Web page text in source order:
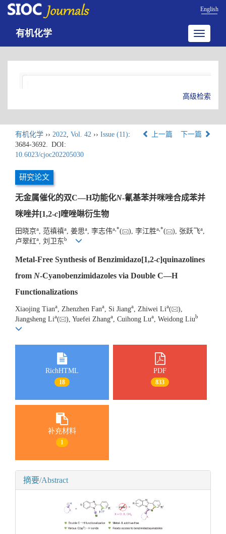
English
Toggle
有机化学
高级检索
有机化学 ›› 2022, Vol. 42 ›› Issue (11):
3684-3692. DOI:
10.6023/cjoc202205030
上一篇 下一篇
研究论文
无金属催化的双C—H功能化N-氰基苯并咪唑合成苯并
咪唑并[1,2-c]喹唑啉衍生物
田晓京a , 范禛禛a , 姜思a , 李志伟a *( ), 李江胜a *( ), 张跃飞a
卢翠红a , 刘卫东b
Metal-Free Synthesis of Benzimidazo[1,2-c]quinazolines
from N-Cyanobenzimidazoles via Double C—H
Functionalizations
Xiaojing Tiana , Zhenzhen Fana , Si Jianga , Zhiwei Lia(
),
Jiangsheng Lia( ), Yuefei Zhanga , Cuihong Lua , Weidong Liub
RichHTML
18
PDF
833
补充材料
1
摘要/Abstract